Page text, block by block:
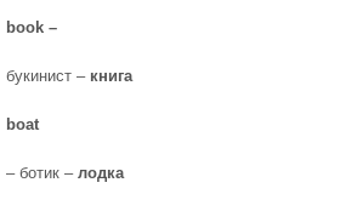
book –
букинист – книга
boat
– ботик – лодка